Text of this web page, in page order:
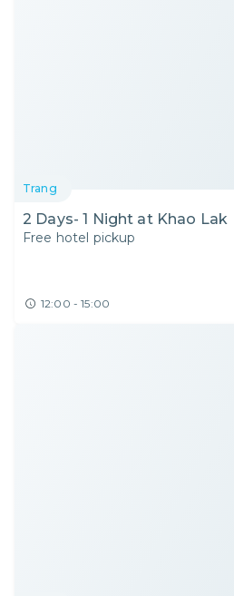
Trang
2 Days- 1 Night at Khao Lak
Free hotel pickup
12:00 - 15:00